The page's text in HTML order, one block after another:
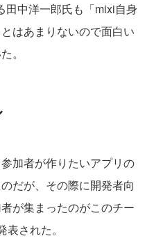
中洋一郎氏も「mixi自身
はあまりないので面白い
。
加者が作りたいアプリの
だが、その際に開発者向
が集まったのがこのチー
された。